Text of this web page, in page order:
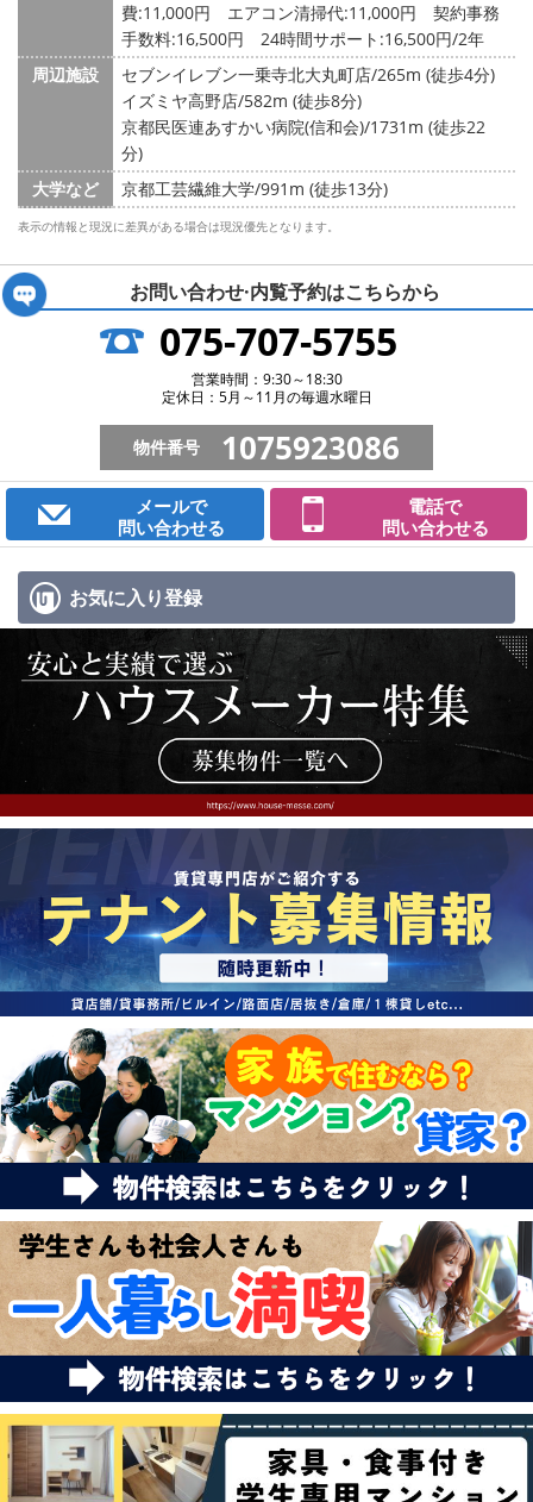
費:11,000円 エアコン清掃代:11,000円 契約事務
手数料:16,500円 24時間サポート:16,500円/2年
周辺施設
セブンイレブン一乗寺北大丸町店/265m (徒歩4分)
イズミヤ高野店/582m (徒歩8分)
京都民医連あすかい病院(信和会)/1731m (徒歩22
分)
大学など
京都工芸繊維大学/991m (徒歩13分)
表示の情報と現況に差異がある場合は現況優先となります。
お問い合わせ·内覧予約はこちらから
075-707-5755
営業時間：9:30～18:30
定休日：5月～11月の毎週水曜日
物件番号 1075923086
メールで
問い合わせる
電話で
問い合わせる
お気に入り登録